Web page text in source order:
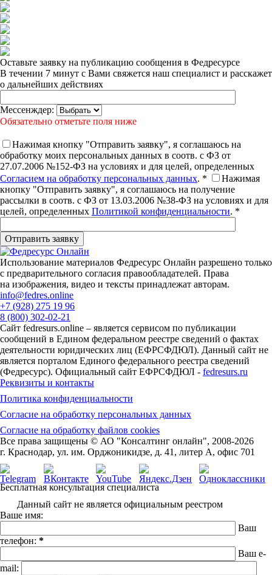
Оставьте заявку на публикацию сообщения в Федресурсе
В течении 7 минут с Вами свяжется наш специалист и расскажет
о дальнейших действиях
Мессенждер:
Обязательно отметьте поля ниже
Нажимая кнопку "Отправить заявку", я соглашаюсь на
обработку моих персональных данных в соотв. с ФЗ от
27.07.2006 №152-ФЗ на условиях и для целей, определенных
Согласием на обработку персональных данных. *
Нажимая
кнопку "Отправить заявку", я соглашаюсь на получение
рассылки в соотв. с ФЗ от 13.03.2006 №38-ФЗ на условиях и для
целей, определенных Политикой конфиденциальности. *
Использование материалов Федресурс Онлайн разрешено только
с предварительного согласия правообладателей. Права
на изображения, видео и тексты принадлежат авторам.
info@fedres.online
+7 (928) 275 19 96
8 (800) 302-02-21
Сайт fedresurs.online – является сервисом по публикации
сообщений в Едином федеральном реестре сведений о фактах
деятельности юридических лиц (ЕФРСФДЮЛ). Данный сайт не
является порталом Единого федерального реестра сведений
(Федресурс). Официальный сайт ЕФРСФДЮЛ - fedresurs.ru
Реквизиты и контакты
Политика конфиденциальности
Согласие на обработку персональных данных
Согласие на обработку файлов cookies
Все права защищены © АО "Консалтинг онлайн", 2008-2026
г. Краснодар, ул. им. Орджоникидзе, д. 41, литер А, офис 701
Бесплатная консультация специалиста
Данный сайт не является официальным реестром
Ваше имя:
Ваш
телефон: *
Ваш e-
mail: